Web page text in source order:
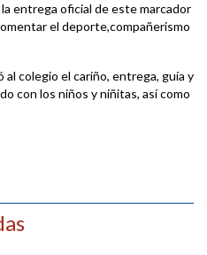
entrega oficial de este marcador
el deporte,compañerismo
al colegio el cariño, entrega, guía y
con los niños y niñitas, así como